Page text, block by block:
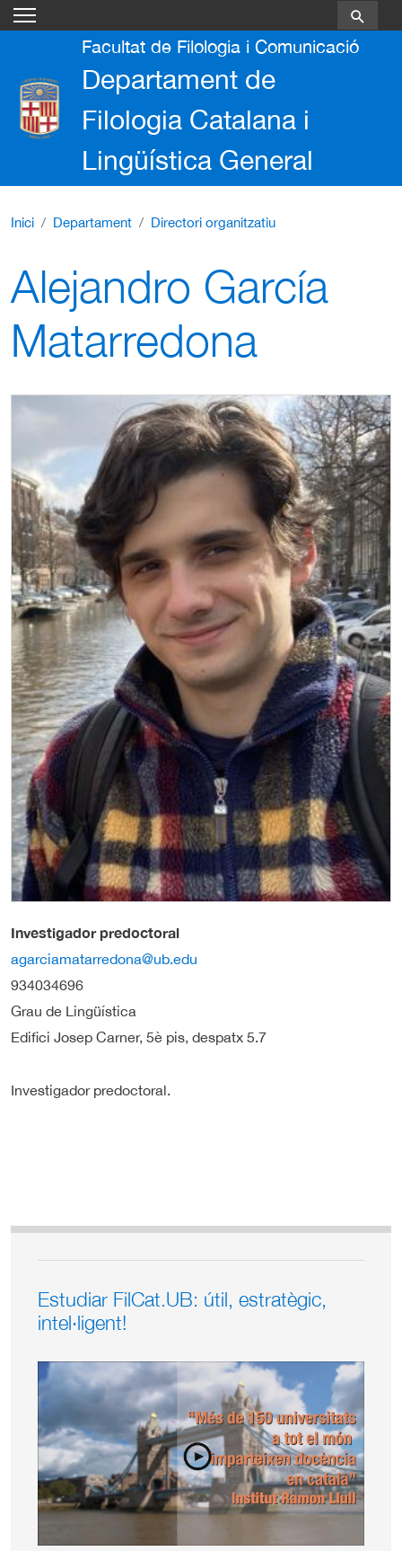
Facultat de Filologia i Comunicació
Departament de
Filologia Catalana i
Lingüística General
Inici Departament Directori organitzatiu
Alejandro García
Matarredona
Investigador predoctoral
agarciamatarredona@ub.edu
934034696
Grau de Lingüística
Edifici Josep Carner, 5è pis, despatx 5.7
Investigador predoctoral.
Estudiar FilCat.UB: útil, estratègic,
intel·ligent!